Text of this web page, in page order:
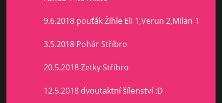
9.6.2018 pouťák Žihle Eli 1,Verun 2,Milan 1
3.5.2018 Pohár Stříbro
20.5.2018 Zetky Stříbro
12.5.2018 dvoutaktní šílenství :D